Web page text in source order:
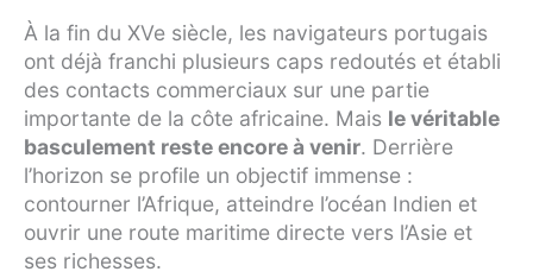
À la fin du XVe siècle, les navigateurs portugais
ont déjà franchi plusieurs caps redoutés et établi
des contacts commerciaux sur une partie
importante de la côte africaine. Mais le véritable
basculement reste encore à venir. Derrière
l’horizon se profile un objectif immense :
contourner l’Afrique, atteindre l’océan Indien et
ouvrir une route maritime directe vers l’Asie et
ses richesses.